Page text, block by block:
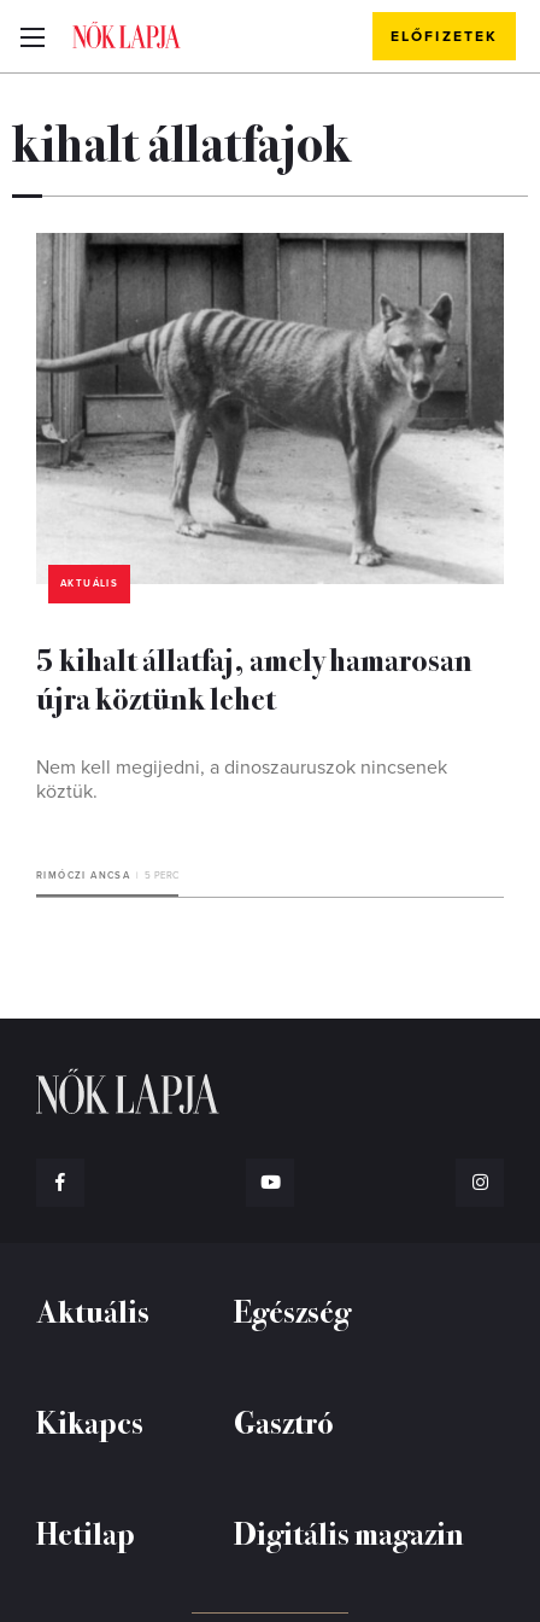
ELŐFIZETEK
kihalt állatfajok
AKTUÁLIS
5 kihalt állatfaj, amely hamarosan
újra köztünk lehet
Nem kell megijedni, a dinoszauruszok nincsenek
köztük.
RIMÓCZI ANCSA 5 PERC
Aktuális Egészség
Kikapcs Gasztró
Hetilap Digitális magazin